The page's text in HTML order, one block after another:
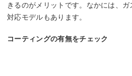
きるのがメリットです。なかには、
対応モデルもあります。
コーティングの有無をチェック